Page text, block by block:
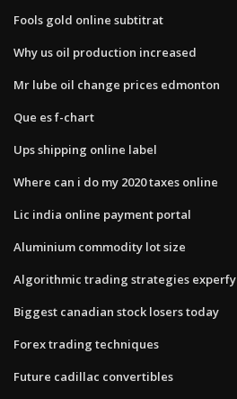
Fools gold online subtitrat
Why us oil production increased
Mr lube oil change prices edmonton
Que es f-chart
Ups shipping online label
Where can i do my 2020 taxes online
Lic india online payment portal
Aluminium commodity lot size
Algorithmic trading strategies experfy
Biggest canadian stock losers today
Forex trading techniques
Future cadillac convertibles